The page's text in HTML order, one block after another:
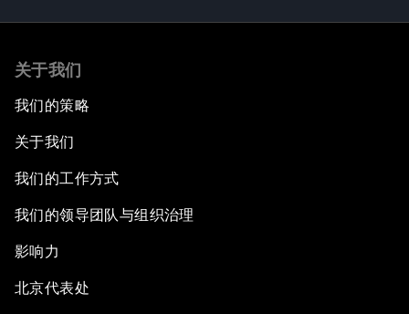
关于我们
我们的策略
关于我们
我们的工作方式
我们的领导团队与组织治理
影响力
北京代表处